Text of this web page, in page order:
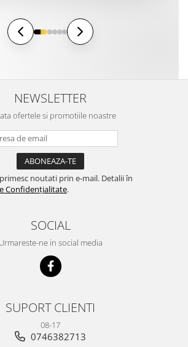
NEWSLETTER
ofertele si promotiile noastre
noutati prin e-mail. Detalii în
Confidențialitate.
SOCIAL
Urmareste-ne in social media
SUPORT CLIENTI
08-17
0746382713